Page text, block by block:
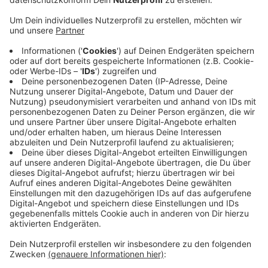
Anzeige
Homeoffice, Pandemie und Reiseeinschränkungen
hatten während der Corona-Pandemie die Zahlen
deutlich sinken lassen. Im Vergleich zu 2019, also dem
Vor-Corona-Jahr, ist die Zahl der Wohnungseinbrüche in
Köln jetzt um über 20 Prozent angestiegen.
Besonders häufig wird im Stadtbezirk Porz
eingebrochen - in der Innenstadt eher weniger,
allerdings sind hier die Zahlen prozentual am stärksten
angestiegen. Der Trend ist kein Kölner Problem, die
Entwicklungen sind landesweit ähnlich drastisch.
Anzeige